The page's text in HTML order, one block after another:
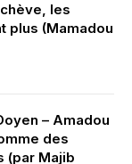
les
plus (Mamadou
– Amadou
des
(par Majib